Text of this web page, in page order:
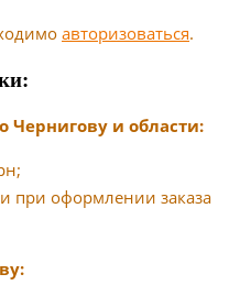
авторизоваться.
Чернигову и области:
при оформлении заказа